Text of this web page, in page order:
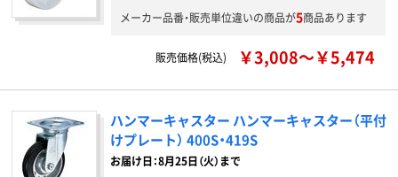
メーカー品番・販売単位違いの商品が5商品あります
販売価格(税込) ￥3,008～￥5,474
ハンマーキャスター ハンマーキャスター（平付
けプレート） 400S・419S
お届け日：8月25日（火）まで